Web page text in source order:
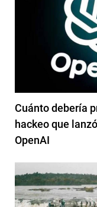
Cuánto debería
hackeo que
OpenAI